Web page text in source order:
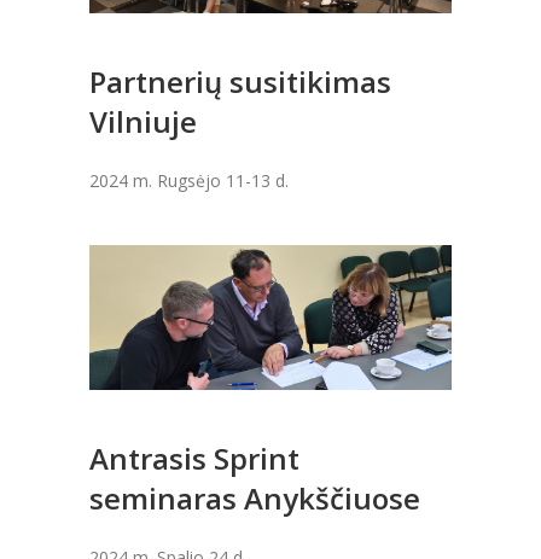
Partnerių susitikimas
Vilniuje
2024 m. Rugsėjo 11-13 d.
Antrasis Sprint
seminaras Anykščiuose